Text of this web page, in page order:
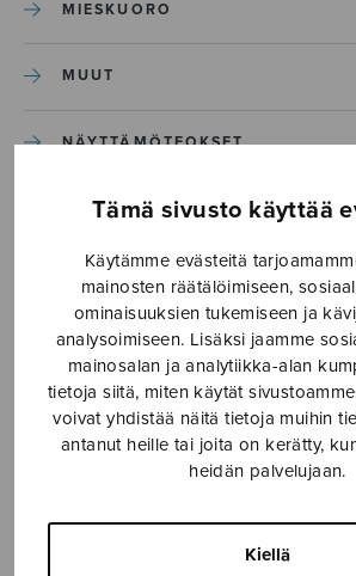
Tämä sivusto käyttää
Käytämme evästeitä
mainosten räätälöimiseen,
ominaisuuksien tukemiseen ja
analysoimiseen. Lisäksi jaamme
mainosalan ja analytiikka-alan
tietoja siitä, miten käytät
voivat yhdistää näitä tietoja muihin
antanut heille tai joita on kerätty,
heidän palvelujaan.
Kiellä
MIESKUORO
MUUT
NÄYTTÄMÖTEOKSET
SEKAKUORO
SOITINKOULUT JA OPPAAT
SOITINMUSIIKKI
YKSINLAULU
Sulasol nuottikauppa